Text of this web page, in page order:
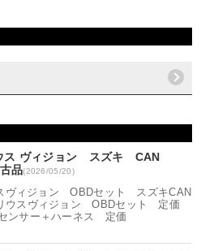
ス ヴィジョン スズキ CAN
品(2026/05/20)
ヴィジョン OBDセット スズキCAN
ウスヴィジョン OBDセット 定価
ンサー＋ハーネス 定価